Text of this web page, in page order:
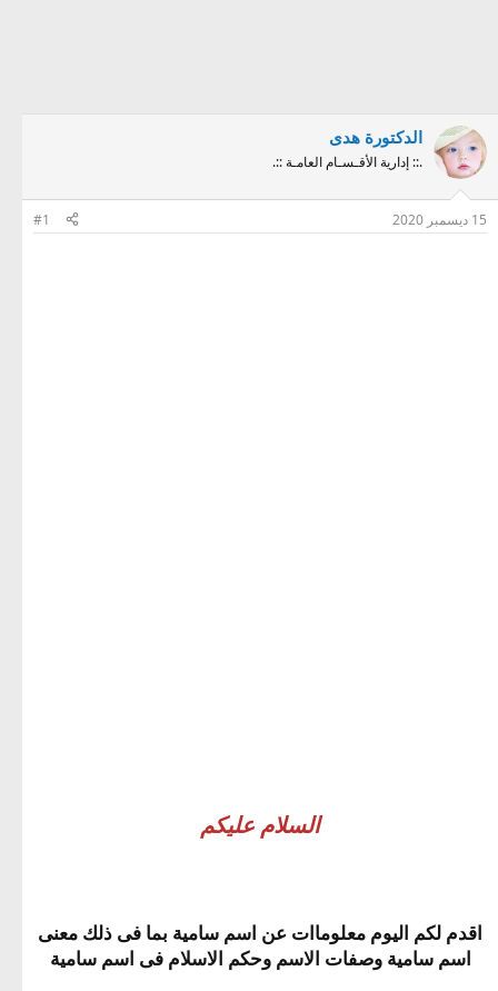
الدكتورة هدى
.:: إدارية الأقـسـام العامـة ::.
15 ديسمبر 2020 #1
السلام عليكم
اقدم لكم اليوم معلوماات عن اسم سامية بما فى ذلك معنى
اسم سامية وصفات الاسم وحكم الاسلام فى اسم سامية​